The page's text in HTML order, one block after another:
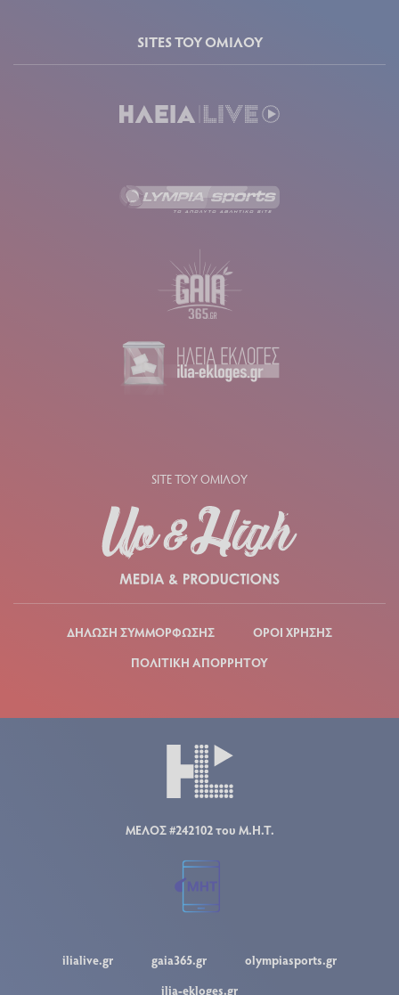
SITES ΤΟΥ ΟΜΙΛΟΥ
SITE ΤΟΥ ΟΜΙΛΟΥ
ΔΗΛΩΣΗ ΣΥΜΜΟΡΦΩΣΗΣ
ΟΡΟΙ ΧΡΗΣΗΣ
ΠΟΛΙΤΙΚΗ ΑΠΟΡΡΗΤΟΥ
ΜΕΛΟΣ #242102 του Μ.Η.Τ.
ilialive.gr gaia365.gr
olympiasports.gr
ilia-ekloges.gr